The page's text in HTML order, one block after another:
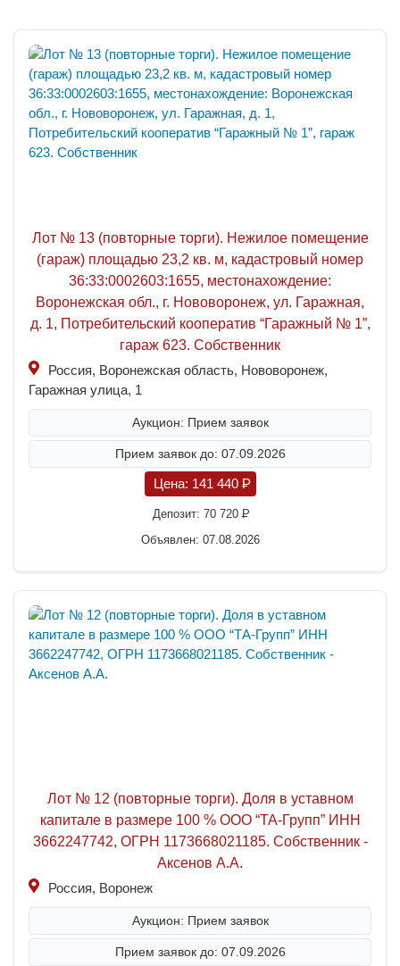
Лот № 13 (повторные торги). Нежилое помещение
(гараж) площадью 23,2 кв. м, кадастровый номер
36:33:0002603:1655, местонахождение:
Воронежская обл., г. Нововоронеж, ул. Гаражная,
д. 1, Потребительский кооператив “Гаражный № 1”,
гараж 623. Собственник
Россия, Воронежская область, Нововоронеж,
Гаражная улица, 1
Аукцион: Прием заявок
Прием заявок до: 07.09.2026
Цена: 141 440 P
Депозит: 70 720P
Объявлен: 07.08.2026
Лот № 12 (повторные торги). Доля в уставном
капитале в размере 100 % ООО “ТА-Групп” ИНН
3662247742, ОГРН 1173668021185. Собственник -
Аксенов А.А.
Россия, Воронеж
Аукцион: Прием заявок
Прием заявок до: 07.09.2026